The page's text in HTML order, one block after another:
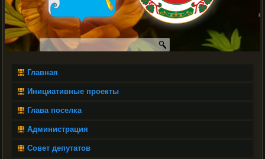
Главная
Инициативные проекты
Глава поселка
Администрация
Совет депутатов